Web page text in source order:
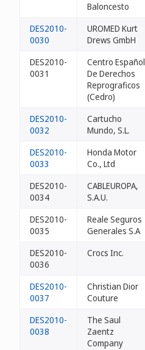
Baloncesto
DES2010-
0030
UROMED Kurt
Drews GmbH
DES2010-
0031
Centro Español
De Derechos
Reprograficos
(Cedro)
DES2010-
0032
Cartucho
Mundo, S.L.
DES2010-
0033
Honda Motor
Co., Ltd
DES2010-
0034
CABLEUROPA,
S.A.U.
DES2010-
0035
Reale Seguros
Generales S.A
DES2010-
0036
Crocs Inc.
DES2010-
0037
Christian Dior
Couture
DES2010-
0038
The Saul
Zaentz
Company